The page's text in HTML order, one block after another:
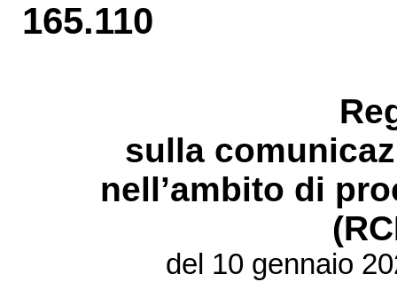
165.110
sulla
nell’ambito di
del 10 gennaio